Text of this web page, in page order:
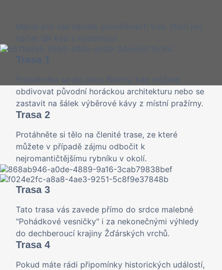
obdivovat původní horáckou architekturu nebo se
zastavit na šálek výběrové kávy z místní pražírny.
Trasa 2
Protáhněte si tělo na členité trase, ze které
můžete v případě zájmu odbočit k
nejromantičtějšímu rybníku v okolí.
Trasa 3
Tato trasa vás zavede přímo do srdce malebné
"Pohádkové vesničky" i za nekonečnými výhledy
do dechberoucí krajiny Žďárských vrchů.
Trasa 4
Pokud máte rádi připomínky historických událostí,